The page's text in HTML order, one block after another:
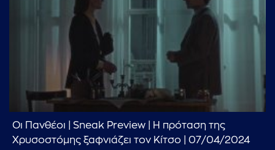
Οι Πανθέοι | Sneak Preview | Η πρόταση της
Χρυσοστόμης ξαφνιάζει τον Κίτσο | 07/04/2024